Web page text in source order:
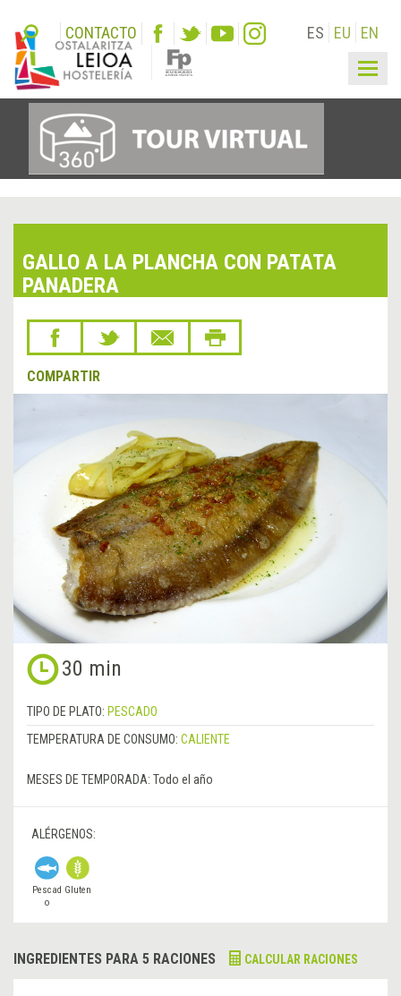
CONTACTO ES EU EN
GALLO A LA PLANCHA CON PATATA
PANADERA
COMPARTIR
30 min
TIPO DE PLATO: PESCADO
TEMPERATURA DE CONSUMO: CALIENTE
MESES DE TEMPORADA: Todo el año
ALÉRGENOS:
Pescad
o
Gluten
INGREDIENTES PARA 5 RACIONES CALCULAR RACIONES